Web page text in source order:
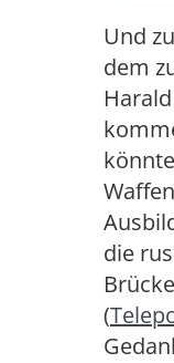
Und
dem
die
(